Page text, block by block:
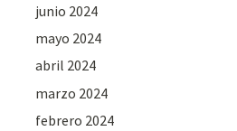
junio 2024
mayo 2024
abril 2024
marzo 2024
febrero 2024